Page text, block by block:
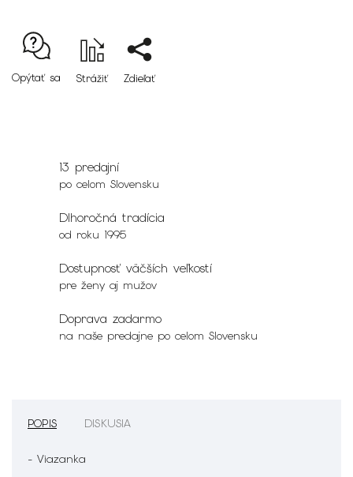
Opýtať sa Strážiť Zdieľať
13 predajní
po celom Slovensku
Dlhoročná tradícia
od roku 1995
Dostupnosť väčších veľkostí
pre ženy aj mužov
Doprava zadarmo
na naše predajne po celom Slovensku
POPIS DISKUSIA
- Viazanka